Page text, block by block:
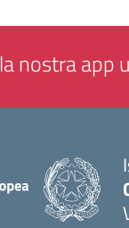
nostra app